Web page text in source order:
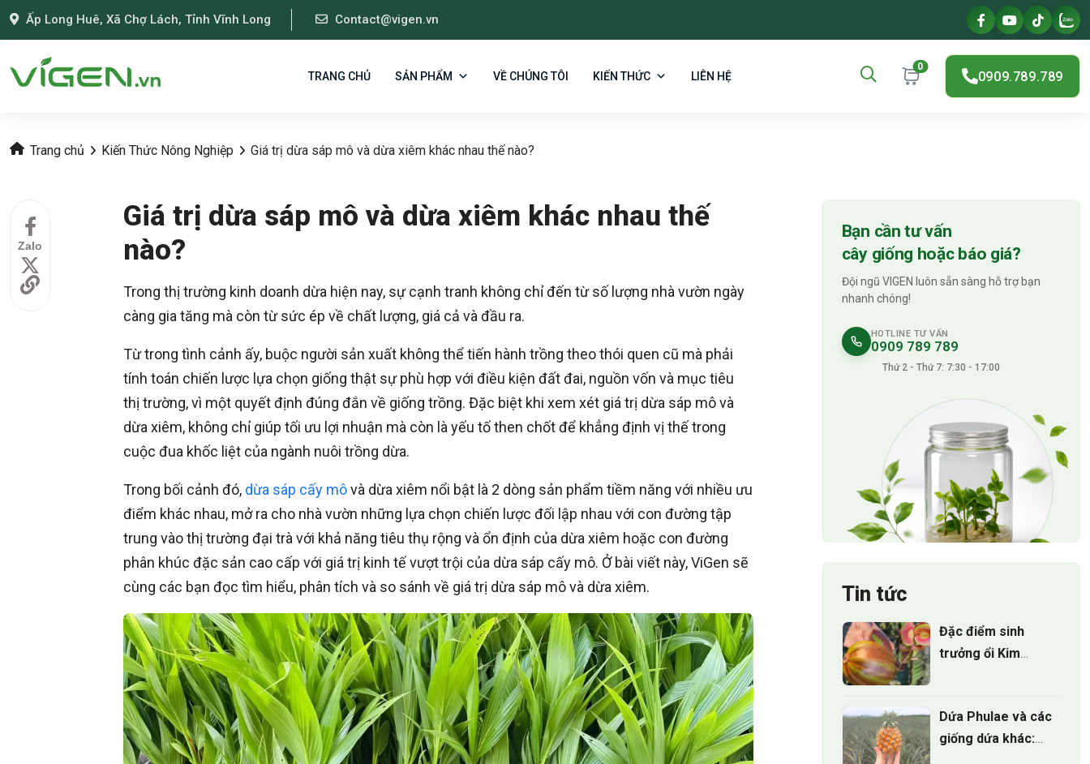
Ấp Long Huê, Xã Chợ Lách, Tỉnh Vĩnh Long Contact@vigen.vn
TRANG CHỦ SẢN PHẨM VỀ CHÚNG TÔI KIẾN THỨC LIÊN HỆ
0
0909.789.789
Trang chủ Kiến Thức Nông Nghiệp Giá trị dừa sáp mô và dừa xiêm khác nhau thế nào?
Zalo
Giá trị dừa sáp mô và dừa xiêm khác nhau thế
nào?
Trong thị trường kinh doanh dừa hiện nay, sự cạnh tranh không chỉ đến từ số lượng nhà vườn ngày
càng gia tăng mà còn từ sức ép về chất lượng, giá cả và đầu ra.
Từ trong tình cảnh ấy, buộc người sản xuất không thể tiến hành trồng theo thói quen cũ mà phải
tính toán chiến lược lựa chọn giống thật sự phù hợp với điều kiện đất đai, nguồn vốn và mục tiêu
thị trường, vì một quyết định đúng đắn về giống trồng. Đặc biệt khi xem xét giá trị dừa sáp mô và
dừa xiêm, không chỉ giúp tối ưu lợi nhuận mà còn là yếu tố then chốt để khẳng định vị thế trong
cuộc đua khốc liệt của ngành nuôi trồng dừa.
Trong bối cảnh đó, dừa sáp cấy môvà dừa xiêm nổi bật là 2 dòng sản phẩm tiềm năng với nhiều ưu
điểm khác nhau, mở ra cho nhà vườn những lựa chọn chiến lược đối lập nhau với con đường tập
trung vào thị trường đại trà với khả năng tiêu thụ rộng và ổn định của dừa xiêm hoặc con đường
phân khúc đặc sản cao cấp với giá trị kinh tế vượt trội của dừa sáp cấy mô. Ở bài viết này, ViGen sẽ
cùng các bạn đọc tìm hiểu, phân tích và so sánh về giá trị dừa sáp mô và dừa xiêm.
Bạn cần tư vấn
cây giống hoặc báo giá?
Đội ngũ VIGEN luôn sẵn sàng hỗ trợ bạn
nhanh chóng!
HOTLINE TƯ VẤN
0909 789 789
Thứ 2 - Thứ 7: 7:30 - 17:00
Tin tức
Đặc điểm sinh
trưởng ổi Kim
vườn cần biết
Dứa Phulae và các
giống dứa khác: